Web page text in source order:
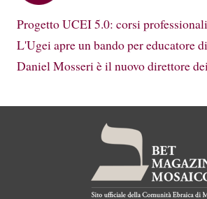
Progetto UCEI 5.0: corsi
L'Ugei apre un bando per educatore
Daniel Mosseri è il nuovo direttore